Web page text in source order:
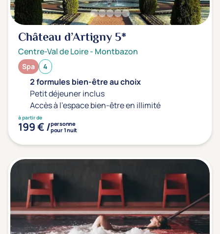
Château d’Artigny5*
Centre-Val de Loire- Montbazon
Spa 4
2 formules bien-être au choix
Petit déjeuner inclus
Accès à l'espace bien-être en illimité
à partir de
199 € /personne
pour 1 nuit